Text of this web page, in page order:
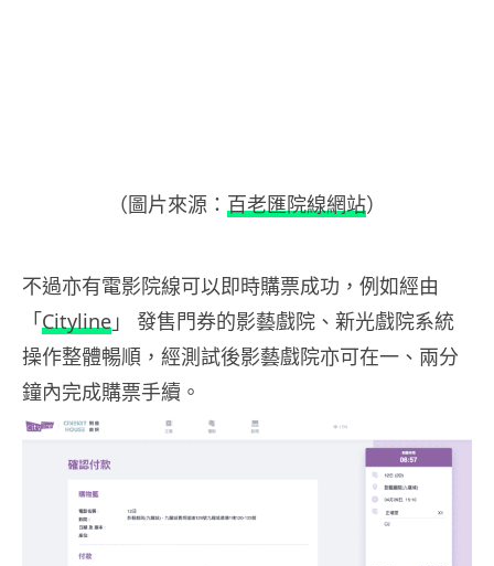
（圖片來源： 百老匯院線網站）
不過亦有電影院線可以即時購票成功，例如經由
「Cityline 」 發售門券的影藝戲院、新光戲院系統
操作整體暢順，經測試後影藝戲院亦可在一、兩分
鐘內完成購票手續。